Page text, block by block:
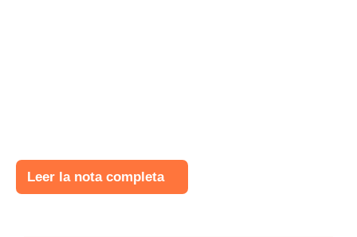
Leer la nota completa